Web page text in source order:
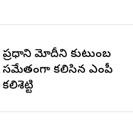
ప్రధాని మోదీని కుటుంబ
సమేతంగా కలిసిన ఎంపీ
కలిశెట్టి